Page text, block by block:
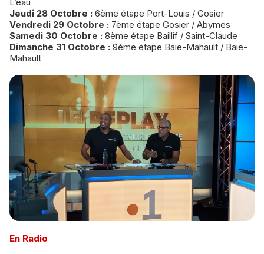
L’eau
Jeudi 28 Octobre : 6ème étape Port-Louis / Gosier
Vendredi 29 Octobre : 7ème étape Gosier / Abymes
Samedi 30 Octobre : 8ème étape Baillif / Saint-Claude
Dimanche 31 Octobre : 9ème étape Baie-Mahault / Baie-
Mahault
En Radio